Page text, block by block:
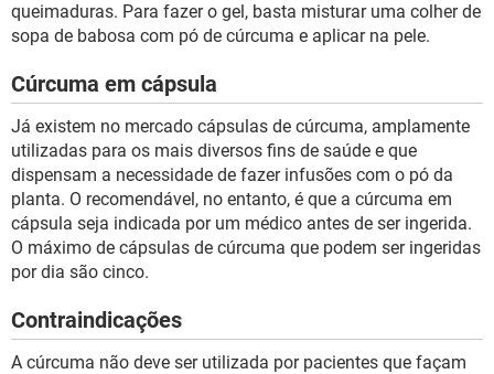
queimaduras. Para fazer o gel, basta misturar uma colher de
sopa de babosa com pó de cúrcuma e aplicar na pele.
Cúrcuma em cápsula
Já existem no mercado cápsulas de cúrcuma, amplamente
utilizadas para os mais diversos fins de saúde e que
dispensam a necessidade de fazer infusões com o pó da
planta. O recomendável, no entanto, é que a cúrcuma em
cápsula seja indicada por um médico antes de ser ingerida.
O máximo de cápsulas de cúrcuma que podem ser ingeridas
por dia são cinco.
Contraindicações
A cúrcuma não deve ser utilizada por pacientes que façam